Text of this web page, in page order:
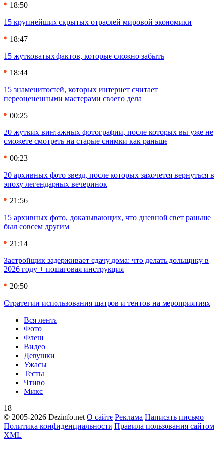
18:50
15 крупнейших скрытых отраслей мировой экономики
18:47
15 жутковатых фактов, которые сложно забыть
18:44
15 знаменитостей, которых интернет считает
переоцененными мастерами своего дела
00:25
20 жутких винтажных фотографий, после которых вы уже не
сможете смотреть на старые снимки как раньше
00:23
20 архивных фото звезд, после которых захочется вернуться в
эпоху легендарных вечеринок
21:56
15 архивных фото, доказывающих, что дневной свет раньше
был совсем другим
21:14
Застройщик задерживает сдачу дома: что делать дольщику в
2026 году + пошаговая инструкция
20:50
Стратегии использования шатров и тентов на мероприятиях
Вся лента
Фото
Флеш
Видео
Девушки
Ужасы
Тесты
Чтиво
Микс
18+
© 2005-2026 Dezinfo.net О сайте Реклама Написать письмо
Политика конфиденциальности Правила пользования сайтом
XML